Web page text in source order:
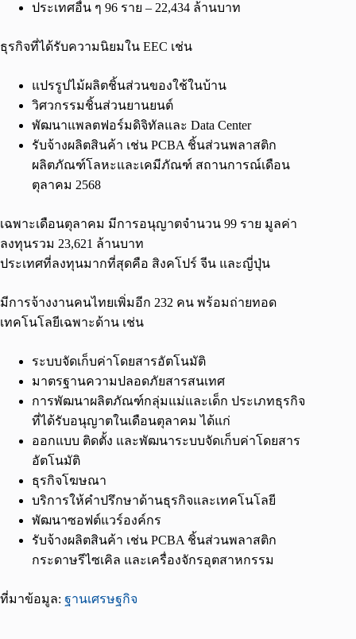
ประเทศอื่น ๆ 96 ราย – 22,434 ล้านบาท
ธุรกิจที่ได้รับความนิยมใน EEC เช่น
แปรรูปไม้ผลิตชิ้นส่วนของใช้ในบ้าน
วิศวกรรมชิ้นส่วนยานยนต์
พัฒนาแพลตฟอร์มดิจิทัลและ Data Center
รับจ้างผลิตสินค้า เช่น PCBA ชิ้นส่วนพลาสติก
ผลิตภัณฑ์โลหะและเคมีภัณฑ์ สถานการณ์เดือน
ตุลาคม 2568
เฉพาะเดือนตุลาคม มีการอนุญาตจำนวน 99 ราย มูลค่า
ลงทุนรวม 23,621 ล้านบาท
ประเทศที่ลงทุนมากที่สุดคือ สิงคโปร์ จีน และญี่ปุ่น
มีการจ้างงานคนไทยเพิ่มอีก 232 คน พร้อมถ่ายทอด
เทคโนโลยีเฉพาะด้าน เช่น
ระบบจัดเก็บค่าโดยสารอัตโนมัติ
มาตรฐานความปลอดภัยสารสนเทศ
การพัฒนาผลิตภัณฑ์กลุ่มแม่และเด็ก ประเภทธุรกิจ
ที่ได้รับอนุญาตในเดือนตุลาคม ได้แก่
ออกแบบ ติดตั้ง และพัฒนาระบบจัดเก็บค่าโดยสาร
อัตโนมัติ
ธุรกิจโฆษณา
บริการให้คำปรึกษาด้านธุรกิจและเทคโนโลยี
พัฒนาซอฟต์แวร์องค์กร
รับจ้างผลิตสินค้า เช่น PCBA ชิ้นส่วนพลาสติก
กระดาษรีไซเคิล และเครื่องจักรอุตสาหกรรม
ที่มาข้อมูล: ฐานเศรษฐกิจ